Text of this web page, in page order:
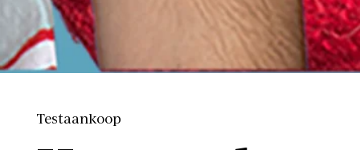
Testaankoop